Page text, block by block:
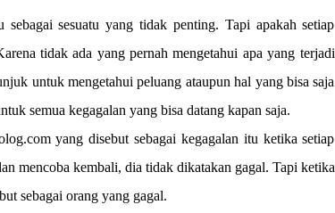
sesuatu yang tidak penting. Tapi apakah setiap
tidak ada yang pernah mengetahui apa yang terjadi
untuk mengetahui peluang ataupun hal yang bisa saja
semua kegagalan yang bisa datang kapan saja.
yang disebut sebagai kegagalan itu ketika setiap
mencoba kembali, dia tidak dikatakan gagal. Tapi ketika
sebagai orang yang gagal.